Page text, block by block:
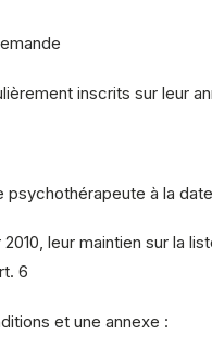
inscrits sur leur
psychothérapeute à la
leur maintien sur la
6
et une annexe :